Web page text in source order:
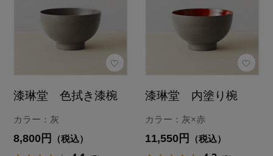
漆琳堂 色拭き漆椀
カラー：灰
8,800円 （税込）
漆琳堂 内塗り椀
カラー：灰×赤
11,550円 （税込）